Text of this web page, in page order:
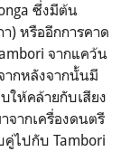
ซึ่งมีต้น
) หรืออีกการคาด
จากแคว้น
ากหลังจากนั้นมี
ให้คล้ายกับเสียง
จากเครื่องดนตรี
ไปกับ Tambori